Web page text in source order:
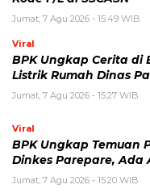
Perkembangan Besar
Jumat, 7 Agustus 2026 - 11:23
Chris Hansen
Investigasi di Balik
Jumat, 7 Agustus 2026 - 09:37
The Odyssey
dengan Produksi